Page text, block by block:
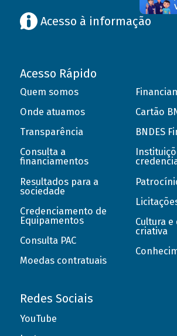
Acesso à informação
Acesso Rápido
Quem somos
Onde atuamos
Transparência
Consulta a
financiamentos
Resultados para a
sociedade
Credenciamento de
Equipamentos
Consulta PAC
Moedas contratuais
Cartão
BNDES
Cultura
criativa
Redes Sociais
YouTube